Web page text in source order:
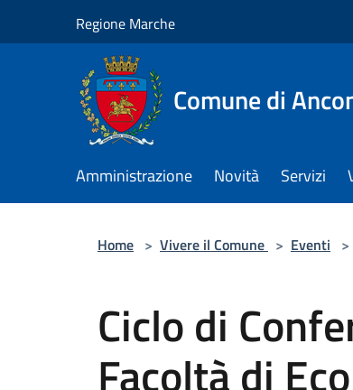
Regione Marche
Comune di
Amministrazione Novità Servizi
Home > Vivere il Comune > Eventi >
Ciclo di
Facoltà di